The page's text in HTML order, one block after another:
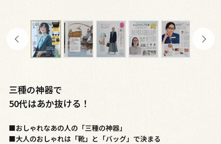
三種の神器で
50代はあか抜ける！
■おしゃれなあの人の「三種の神器」
■大人のおしゃれは「靴」と「バッグ」で決まる